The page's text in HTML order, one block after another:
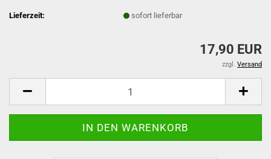
Lieferzeit: sofort lieferbar
17,90 EUR
zzgl. Versand